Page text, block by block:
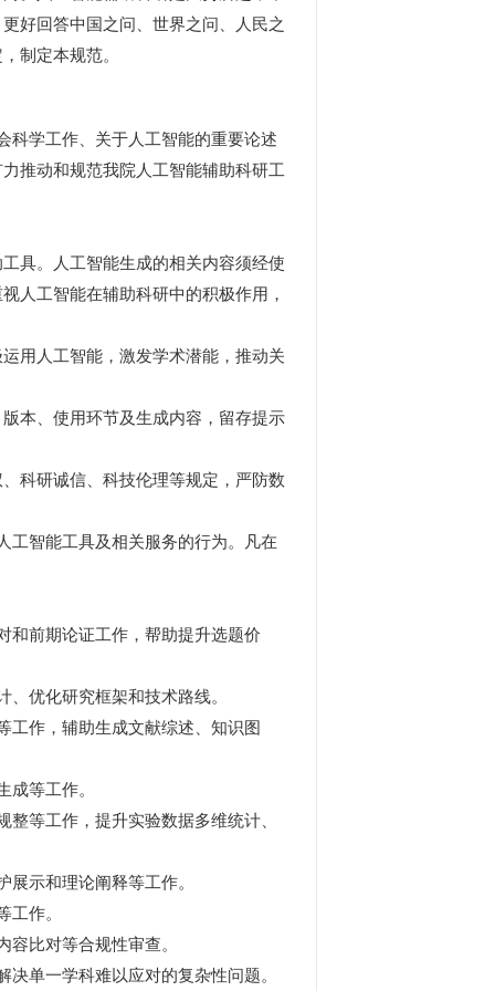
好回答中国之问、世界之问、人民之
制定本规范。
学工作、关于人工智能的重要论述
推动和规范我院人工智能辅助科研工
具。人工智能生成的相关内容须经使
人工智能在辅助科研中的积极作用，
用人工智能，激发学术潜能，推动关
本、使用环节及生成内容，留存提示
科研诚信、科技伦理等规定，严防数
智能工具及相关服务的行为。凡在
和前期论证工作，帮助提升选题价
优化研究框架和技术路线。
作，辅助生成文献综述、知识图
等工作。
等工作，提升实验数据多维统计、
示和理论阐释等工作。
作。
比对等合规性审查。
单一学科难以应对的复杂性问题。